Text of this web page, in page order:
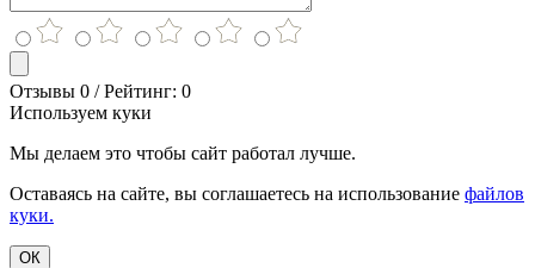
Отзывы 0 / Рейтинг: 0
Используем куки
Мы делаем это чтобы сайт работал лучше.
Оставаясь на сайте, вы соглашаетесь на использование файлов
куки.
ОК